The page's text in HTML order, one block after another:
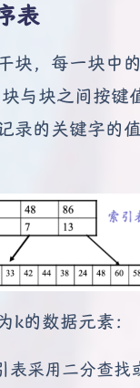
表
块，每一块中
与块之间按键
录的关键字的值
k的数据元素：
表采用二分查找